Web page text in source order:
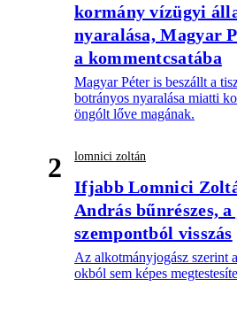
kormány vízügyi
nyaralása, Magyar
a kommentcsatába
Magyar Péter is beszállt a
botrányos nyaralása miatti
öngólt lőve magának.
2 lomnici zoltán
Ifjabb Lomnici
András bűnrészes,
szempontból visszás
Az alkotmányjogász szerint
okból sem képes